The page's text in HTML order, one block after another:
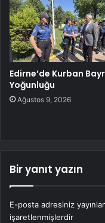
Edirne’de Kurban
Yoğunluğu
Ağustos 9, 2026
Bir yanıt yazın
E-posta adresiniz
işaretlenmişlerdir